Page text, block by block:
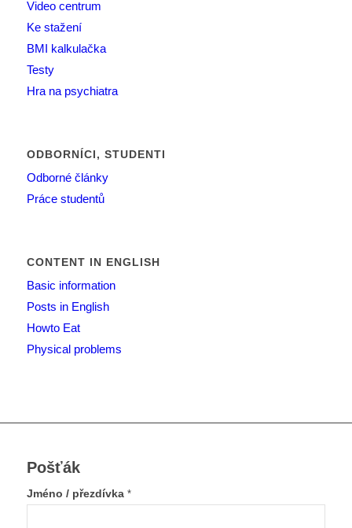
Video centrum
Ke stažení
BMI kalkulačka
Testy
Hra na psychiatra
ODBORNÍCI, STUDENTI
Odborné články
Práce studentů
CONTENT IN ENGLISH
Basic information
Posts in English
Howto Eat
Physical problems
Pošťák
Jméno / přezdívka *